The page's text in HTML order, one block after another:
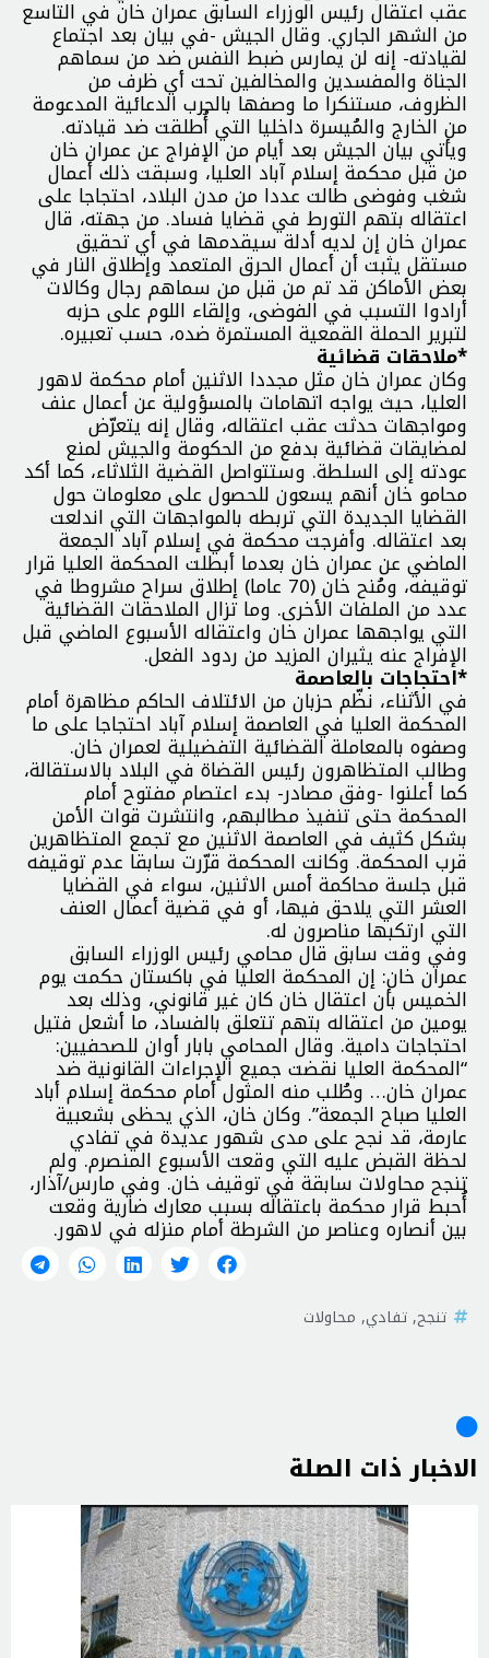
عقب اعتقال رئيس الوزراء السابق عمران خان في التاسع
من الشهر الجاري. وقال الجيش -في بيان بعد اجتماع
لقيادته- إنه لن يمارس ضبط النفس ضد من سماهم
الجناة والمفسدين والمخالفين تحت أي ظرف من
الظروف، مستنكرا ما وصفها بالحرب الدعائية المدعومة
من الخارج والمُيسرة داخليا التي أُطلقت ضد قيادته.
ويأتي بيان الجيش بعد أيام من الإفراج عن عمران خان
من قبل محكمة إسلام آباد العليا، وسبقت ذلك أعمال
شغب وفوضى طالت عددا من مدن البلاد، احتجاجا على
اعتقاله بتهم التورط في قضايا فساد. من جهته، قال
عمران خان إن لديه أدلة سيقدمها في أي تحقيق
مستقل يثبت أن أعمال الحرق المتعمد وإطلاق النار في
بعض الأماكن قد تم من قبل من سماهم رجال وكالات
أرادوا التسبب في الفوضى، وإلقاء اللوم على حزبه
لتبرير الحملة القمعية المستمرة ضده، حسب تعبيره.
*ملاحقات قضائية
وكان عمران خان مثل مجددا الاثنين أمام محكمة لاهور
العليا، حيث يواجه اتهامات بالمسؤولية عن أعمال عنف
ومواجهات حدثت عقب اعتقاله، وقال إنه يتعرّض
لمضايقات قضائية بدفع من الحكومة والجيش لمنع
عودته إلى السلطة. وستتواصل القضية الثلاثاء، كما أكد
محامو خان أنهم يسعون للحصول على معلومات حول
القضايا الجديدة التي تربطه بالمواجهات التي اندلعت
بعد اعتقاله. وأفرجت محكمة في إسلام آباد الجمعة
الماضي عن عمران خان بعدما أبطلت المحكمة العليا قرار
توقيفه، ومُنح خان (70 عاما) إطلاق سراح مشروطا في
عدد من الملفات الأخرى. وما تزال الملاحقات القضائية
التي يواجهها عمران خان واعتقاله الأسبوع الماضي قبل
الإفراج عنه يثيران المزيد من ردود الفعل.
*احتجاجات بالعاصمة
في الأثناء، نظّم حزبان من الائتلاف الحاكم مظاهرة أمام
المحكمة العليا في العاصمة إسلام آباد احتجاجا على ما
وصفوه بالمعاملة القضائية التفضيلية لعمران خان.
وطالب المتظاهرون رئيس القضاة في البلاد بالاستقالة،
كما أعلنوا -وفق مصادر- بدء اعتصام مفتوح أمام
المحكمة حتى تنفيذ مطالبهم، وانتشرت قوات الأمن
بشكل كثيف في العاصمة الاثنين مع تجمع المتظاهرين
قرب المحكمة. وكانت المحكمة قرّرت سابقا عدم توقيفه
قبل جلسة محاكمة أمس الاثنين، سواء في القضايا
العشر التي يلاحق فيها، أو في قضية أعمال العنف
التي ارتكبها مناصرون له.
وفي وقت سابق قال محامي رئيس الوزراء السابق
عمران خان: إن المحكمة العليا في باكستان حكمت يوم
الخميس بأن اعتقال خان كان غير قانوني، وذلك بعد
يومين من اعتقاله بتهم تتعلق بالفساد، ما أشعل فتيل
احتجاجات دامية. وقال المحامي بابار أوان للصحفيين:
“المحكمة العليا نقضت جميع الإجراءات القانونية ضد
عمران خان… وطُلب منه المثول أمام محكمة إسلام أباد
العليا صباح الجمعة”. وكان خان، الذي يحظى بشعبية
عارمة، قد نجح على مدى شهور عديدة في تفادي
لحظة القبض عليه التي وقعت الأسبوع المنصرم. ولم
تنجح محاولات سابقة في توقيف خان. وفي مارس/آذار،
أُحبط قرار محكمة باعتقاله بسبب معارك ضارية وقعت
بين أنصاره وعناصر من الشرطة أمام منزله في لاهور.
تنجح,تفادي, محاولات
الاخبار ذات الصلة